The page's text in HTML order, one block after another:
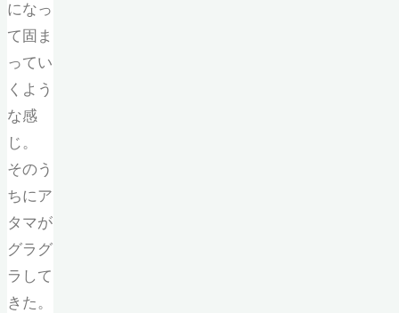
になっ
て固ま
ってい
くよう
な感
じ。
そのう
ちにア
タマが
グラグ
ラして
きた。